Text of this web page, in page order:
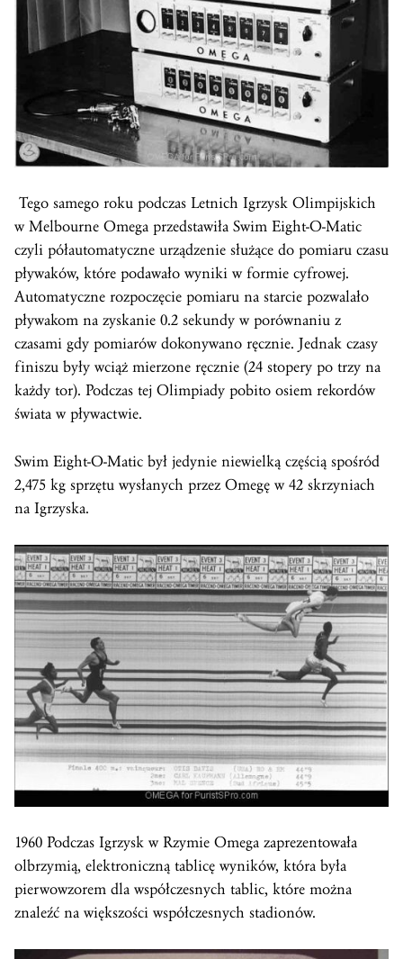
Tego samego roku podczas Letnich Igrzysk Olimpijskich
w Melbourne Omega przedstawiła Swim Eight-O-Matic
czyli półautomatyczne urządzenie służące do pomiaru czasu
pływaków, które podawało wyniki w formie cyfrowej.
Automatyczne rozpoczęcie pomiaru na starcie pozwalało
pływakom na zyskanie 0.2 sekundy w porównaniu z
czasami gdy pomiarów dokonywano ręcznie. Jednak czasy
finiszu były wciąż mierzone ręcznie (24 stopery po trzy na
każdy tor). Podczas tej Olimpiady pobito osiem rekordów
świata w pływactwie.
Swim Eight-O-Matic był jedynie niewielką częścią spośród
2,475 kg sprzętu wysłanych przez Omegę w 42 skrzyniach
na Igrzyska.
1960 Podczas Igrzysk w Rzymie Omega zaprezentowała
olbrzymią, elektroniczną tablicę wyników, która była
pierwowzorem dla współczesnych tablic, które można
znaleźć na większości współczesnych stadionów.